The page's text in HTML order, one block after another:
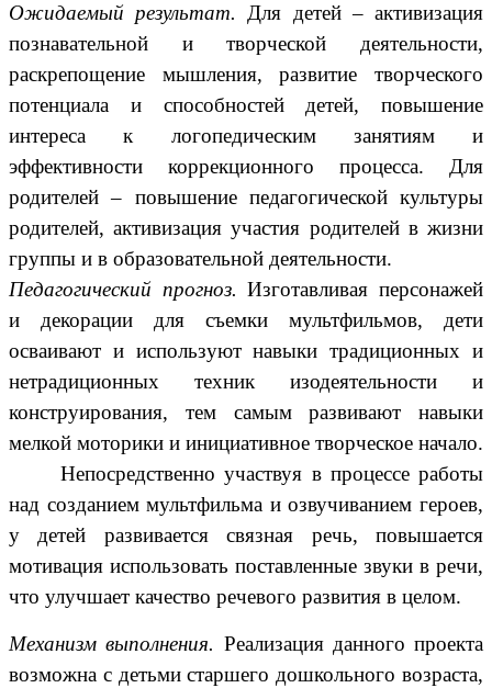
Ожидаемый результат. Для детей – активизация
познавательной и творческой деятельности,
раскрепощение мышления, развитие творческого
потенциала и способностей детей, повышение
интереса к логопедическим занятиям и
эффективности коррекционного процесса. Для
родителей – повышение педагогической культуры
родителей, активизация участия родителей в жизни
группы и в образовательной деятельности.
Педагогический прогноз.Изготавливая персонажей
и декорации для съемки мультфильмов, дети
осваивают и используют навыки традиционных и
нетрадиционных техник изодеятельности и
конструирования, тем самым развивают навыки
мелкой моторики и инициативное творческое начало.
Непосредственно участвуя в процессе работы
над созданием мультфильма и озвучиванием героев,
у детей развивается связная речь, повышается
мотивация использовать поставленные звуки в речи,
что улучшает качество речевого развития в целом.
Механизм выполнения. Реализация данного проекта
возможна с детьми старшего дошкольного возраста,